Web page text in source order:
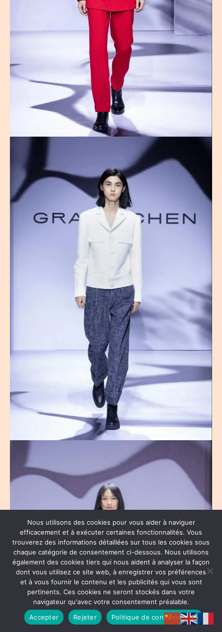
Nous utilisons des cookies pour vous aider à naviguer
efficacement et à exécuter certaines fonctionnalités. Vous
trouverez des informations détaillées sur tous les cookies sous
chaque catégorie de consentement ci-dessous. Nous utilisons
également des cookies tiers qui nous aident à analyser la façon
dont vous utilisez ce site web, à enregistrer vos préférences
et à vous fournir le contenu et les publicités qui vous sont
pertinents. Ces cookies ne seront stockés dans votre
navigateur qu'avec votre consentement préalable.
Accepter
Rejeter Politique de confidentialité